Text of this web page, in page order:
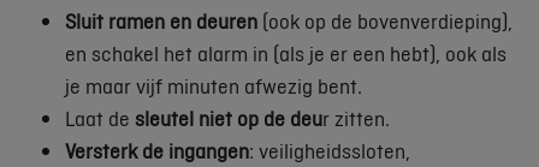
Sluit ramen en deuren (ook op de bovenverdieping),
en schakel het alarm in (als je er een hebt), ook als
je maar vijf minuten afwezig bent.
Laat de sleutel niet op de deur zitten.
Versterk de ingangen: veiligheidssloten,